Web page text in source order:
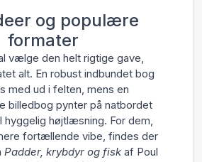
og populære
formater
vælge den helt rigtige gave,
alt. En robust indbundet bog
med ud i felten, mens en
billedbog pynter på natbordet
hyggelig højtlæsning. For dem,
fortællende vibe, findes der
Padder, krybdyr og fisk af Poul